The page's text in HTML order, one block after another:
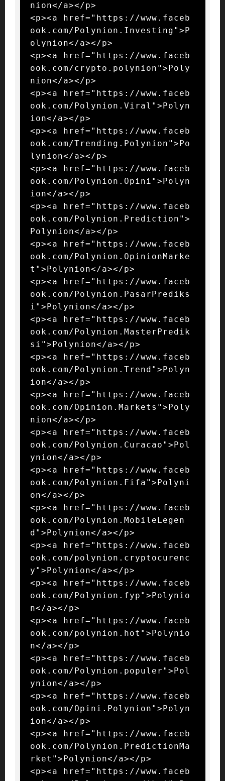
nion</a></p>
<p><a href="https://www.faceb
ook.com/Polynion.Investing">P
olynion</a></p>
<p><a href="https://www.faceb
ook.com/crypto.polynion">Poly
nion</a></p>
<p><a href="https://www.faceb
ook.com/Polynion.Viral">Polyn
ion</a></p>
<p><a href="https://www.faceb
ook.com/Trending.Polynion">Po
lynion</a></p>
<p><a href="https://www.faceb
ook.com/Polynion.Opini">Polyn
ion</a></p>
<p><a href="https://www.faceb
ook.com/Polynion.Prediction">
Polynion</a></p>
<p><a href="https://www.faceb
ook.com/Polynion.OpinionMarke
t">Polynion</a></p>
<p><a href="https://www.faceb
ook.com/Polynion.PasarPrediks
i">Polynion</a></p>
<p><a href="https://www.faceb
ook.com/Polynion.MasterPredik
si">Polynion</a></p>
<p><a href="https://www.faceb
ook.com/Polynion.Trend">Polyn
ion</a></p>
<p><a href="https://www.faceb
ook.com/Opinion.Markets">Poly
nion</a></p>
<p><a href="https://www.faceb
ook.com/Polynion.Curacao">Pol
ynion</a></p>
<p><a href="https://www.faceb
ook.com/Polynion.Fifa">Polyni
on</a></p>
<p><a href="https://www.faceb
ook.com/Polynion.MobileLegen
d">Polynion</a></p>
<p><a href="https://www.faceb
ook.com/polynion.cryptocurenc
y">Polynion</a></p>
<p><a href="https://www.faceb
ook.com/Polynion.fyp">Polynio
n</a></p>
<p><a href="https://www.faceb
ook.com/polynion.hot">Polynio
n</a></p>
<p><a href="https://www.faceb
ook.com/Polynion.populer">Pol
ynion</a></p>
<p><a href="https://www.faceb
ook.com/Opini.Polynion">Polyn
ion</a></p>
<p><a href="https://www.faceb
ook.com/Polynion.PredictionMa
rket">Polynion</a></p>
<p><a href="https://www.faceb